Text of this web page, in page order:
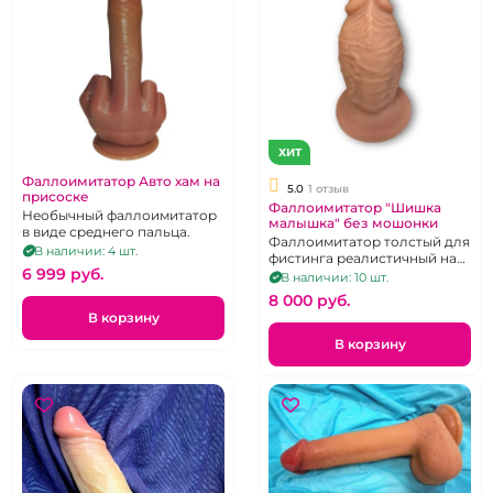
Фаллоимитатор Авто хам на
присоске
Необычный фаллоимитатор
в виде среднего пальца.
В наличии: 4 шт.
6 999 pуб.
В корзину
ХИТ
5.0 1 отзыв
Фаллоимитатор "Шишка
малышка" без мошонки
Фаллоимитатор толстый для
фистинга реалистичный на
присоске
В наличии: 10 шт.
8 000 pуб.
В корзину